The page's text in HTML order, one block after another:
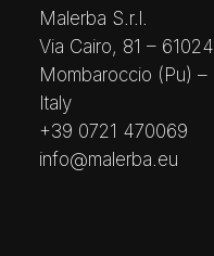
Malerba S.r.l.
Via Cairo, 81 – 61024
Mombaroccio (Pu) –
Italy
+39 0721 470069
info@malerba.eu